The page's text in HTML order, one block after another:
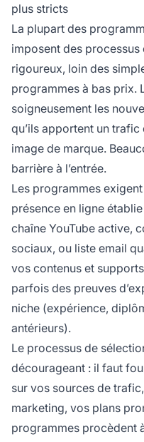
plus stricts
La plupart des
imposent des
rigoureux, loin des
programmes à bas prix.
soigneusement les
qu’ils apportent un
image de marque.
barrière à l’entrée.
Les programmes
présence en ligne
chaîne YouTube active,
sociaux, ou liste email
vos contenus et
parfois des preuves
niche (expérience,
antérieurs).
Le processus de
décourageant : il faut
sur vos sources de
marketing, vos plans
programmes procèdent